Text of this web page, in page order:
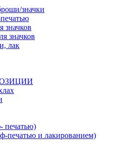
значки
значков
значков
лак
печатью)
печатью и лакированием)